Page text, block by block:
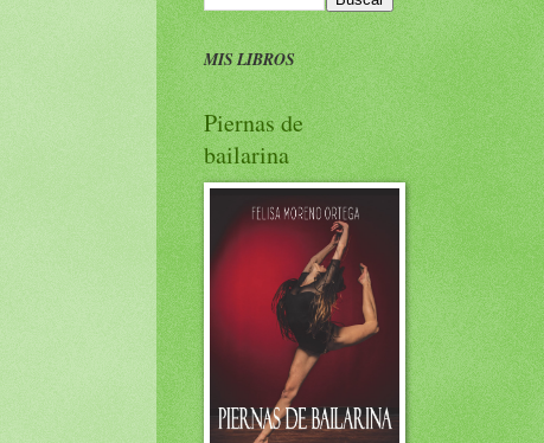
MIS LIBROS
Piernas de
bailarina